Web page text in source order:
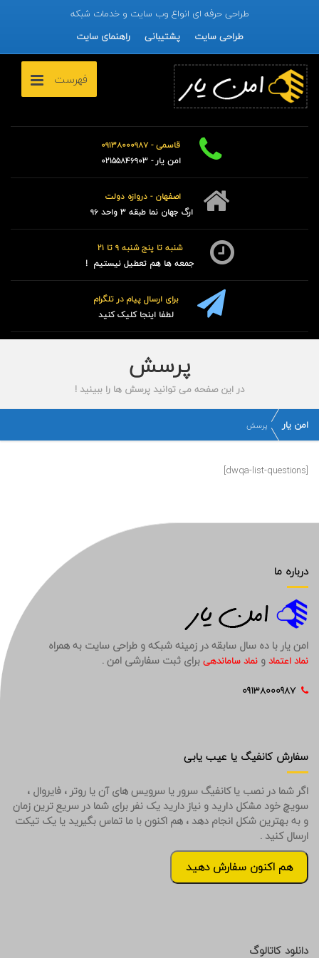
طراحی حرفه ای انواع وب سایت و خدمات شبکه
طراحی سایت
پشتیبانی راهنمای سایت
فهرست
قاسمی - 09138000987
امن یار - 02155846903
اصفهان - دروازه دولت
ارگ جهان نما طبقه 3 واحد 96
شنبه تا پنج شنبه 9 تا 21
جمعه ها هم تعطیل نیستیم !
برای ارسال پیام در تلگرام
لطفا اینجا کلیک کنید
پرسش
در این صفحه می توانید پرسش ها را ببینید !
امن یار پرسش
[dwqa-list-questions]
درباره ما
امن یار با ده سال سابقه در زمینه شبکه و طراحی سایت به همراه
نماد اعتمادو نماد ساماندهیبرای ثبت سفارشی امن .
سفارش کانفیگ یا عیب یابی
اگر شما در نصب یا کانفیگ سرور یا سرویس های آن یا روتر ، فایروال ،
سویچ خود مشکل دارید و نیاز دارید یک نفر برای شما در سریع ترین زمان
و به بهترین شکل انجام دهد ، هم اکنون با ما تماس بگیرید یا یک تیکت
ارسال کنید .
هم اکنون سفارش دهید
دانلود کاتالوگ